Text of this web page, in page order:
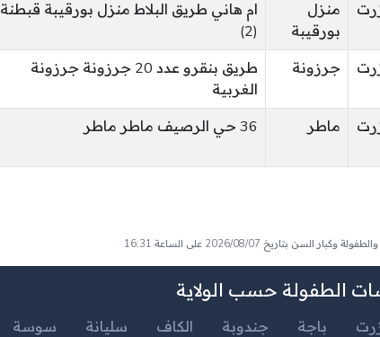
منزل
بورقيبة
ام هاني طريق البلاط منزل بورقيبة قبطنة
(2)
جرزونة
طريق بنقرو عدد 20 جرزونة جرزونة
الغربية
ماطر 36 حي الرصيف ماطر ماطر
السن بتاريخ 2026/08/07 على الساعة 16:31
الطفولة حسب الولاية
باجة جندوبة الكاف سليانة سوسة